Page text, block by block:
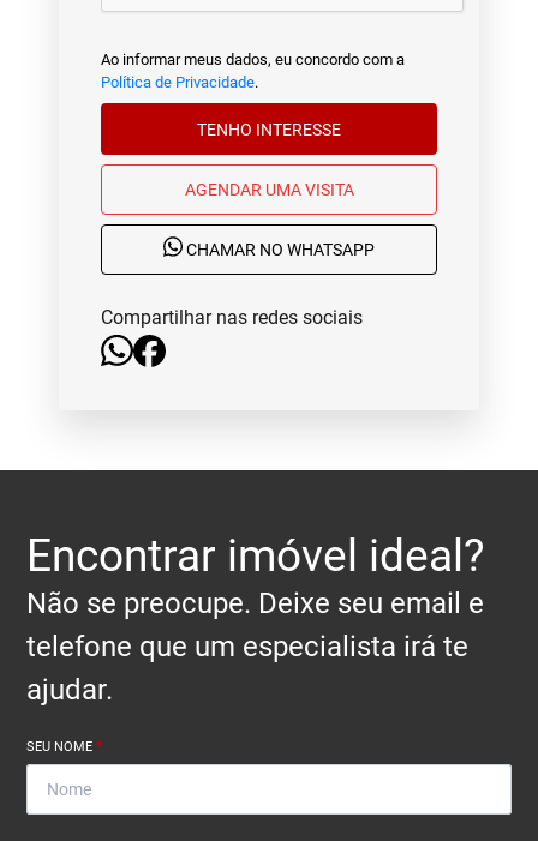
Ao informar meus dados, eu concordo com a
Política de Privacidade.
TENHO INTERESSE
AGENDAR UMA VISITA
CHAMAR NO WHATSAPP
Compartilhar nas redes sociais
Encontrar imóvel ideal?
Não se preocupe. Deixe seu email e
telefone que um especialista irá te
ajudar.
SEU NOME*